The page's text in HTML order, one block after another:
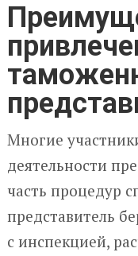
Многие
деятельности
часть процедур
представитель
с инспекцией,